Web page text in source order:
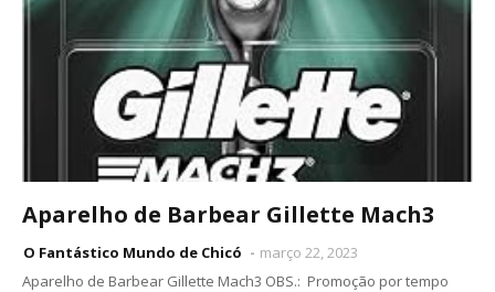
Aparelho de Barbear Gillette Mach3
O Fantástico Mundo de Chicó
março 22, 2023
Aparelho de Barbear Gillette Mach3 OBS.: Promoção por tempo